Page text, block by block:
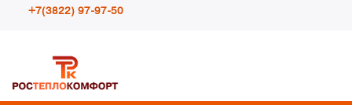
+7(3822) 97-97-50
info@rosteplokomfort.ru